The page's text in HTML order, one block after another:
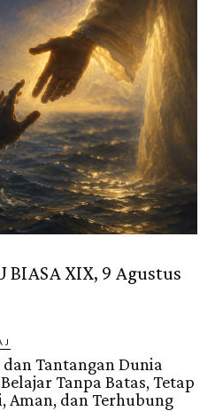
BIASA XIX, 9 Agustus
dan Tantangan Dunia
Tanpa Batas, Tetap
Aman, dan Terhubung